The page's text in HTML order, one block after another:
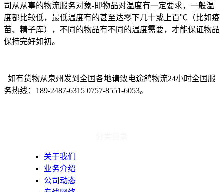
司从从事的物流服务对象-即物品对温度有一定要求，一般温
度都比较低，最低温度有的甚至达零下几十或上百℃ （比如疫
苗、精子库），不同的物品有不同的温度需要，才能保证物品
保持完好如初。
如有货物从泉州发到全国各地请致电途鸽物流24小时全国服
务热线： 189-2487-6315 0757-8551-6053。
关于我们
业务介绍
公司动态